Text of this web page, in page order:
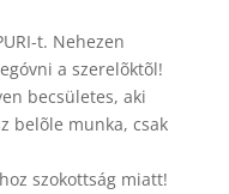
t. Nehezen
a szerelõktõl!
becsületes, aki
belõle munka, csak
szokottság miatt!